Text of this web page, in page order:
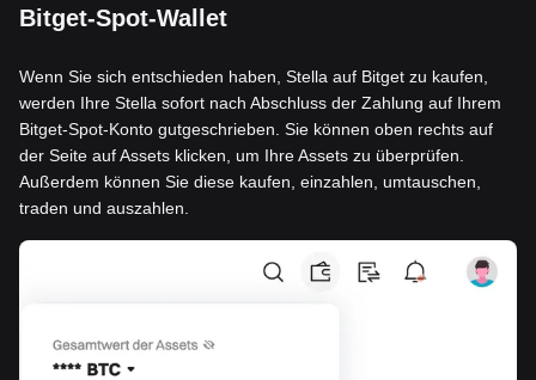
Bitget-Spot-Wallet
Wenn Sie sich entschieden haben, Stella auf Bitget zu kaufen,
werden Ihre Stella sofort nach Abschluss der Zahlung auf Ihrem
Bitget-Spot-Konto gutgeschrieben. Sie können oben rechts auf
der Seite auf Assets klicken, um Ihre Assets zu überprüfen.
Außerdem können Sie diese kaufen, einzahlen, umtauschen,
traden und auszahlen.